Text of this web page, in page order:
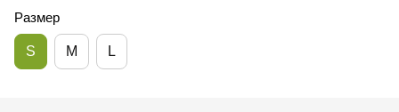
Размер
S M L